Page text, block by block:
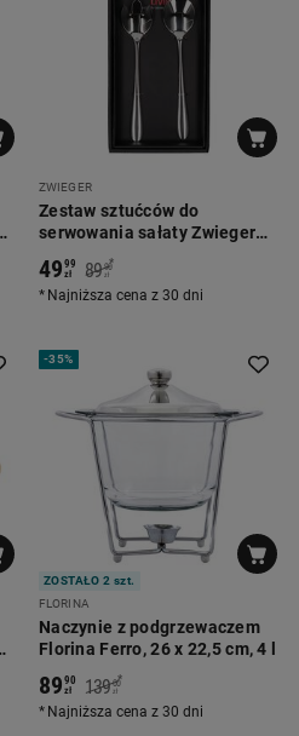
ZWIEGER
Zestaw sztućców do
serwowania sałaty Zwieger
Livio, 2 elementy, srebrne
4999
zł 89 90
zł
*
Najniższa cena z 30 dni
-35%
ZOSTAŁO 2 szt.
FLORINA
Naczynie z podgrzewaczem
Florina Ferro, 26 x 22,5 cm, 4 l
8990
zł 139 00
zł
*
Najniższa cena z 30 dni